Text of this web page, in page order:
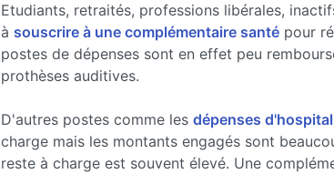
Etudiants, retraités, professions libérales,
à souscrire à une complémentaire santépour
postes de dépenses sont en effet peu
prothèses auditives.
D'autres postes comme les dépenses
charge mais les montants engagés sont
reste à charge est souvent élevé. Une